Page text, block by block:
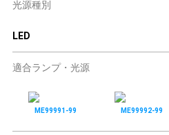
光源種別
LED
適合ランプ・光源
ME99991-99 ME99992-99